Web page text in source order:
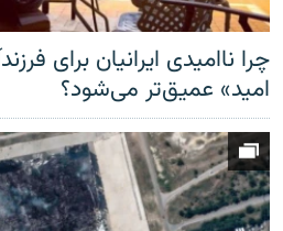
چرا ناامیدی ایرانیان برای
امید» عمیق‌تر‌ می‌شود؟